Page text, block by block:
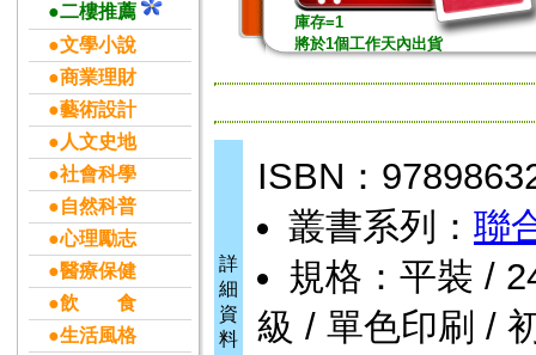
●二樓推薦
●文學小說
●商業理財
●藝術設計
●人文史地
●社會科學
●自然科普
●心理勵志
●醫療保健
●飲 食
●生活風格
庫存=1
將於1個工作天內出貨
詳
細
資
料
ISBN：
叢書系列： 聯
規格：平裝 /
級 / 單色印刷 /